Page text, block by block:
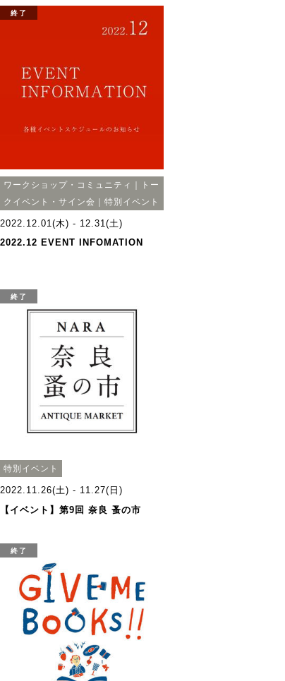
終了
ワークショップ・コミュニティ｜トー
クイベント・サイン会｜特別イベント
2022.12.01(木) - 12.31(土)
2022.12 EVENT INFOMATION
終了
特別イベント
2022.11.26(土) - 11.27(日)
【イベント】第9回 奈良 蚤の市
終了